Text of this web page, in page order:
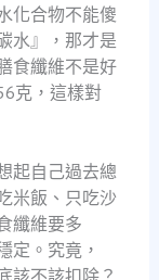
化合物不能傻
水』，那才是
食纖維不是好
克，這樣對
起自己過去總
米飯、只吃沙
纖維要多
定。究竟，